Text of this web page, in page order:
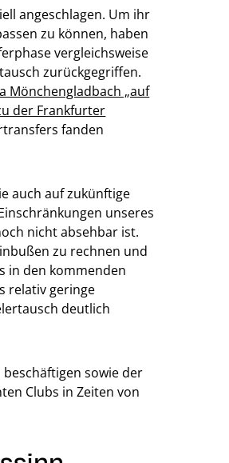
angeschlagen. Um ihr
zu können, haben
vergleichsweise
zurückgegriffen.
Mönchengladbach „auf
der Frankfurter
fanden
auch auf zukünftige
unseres
nicht absehbar ist.
zu rechnen und
in den kommenden
relativ geringe
deutlich
sowie der
Clubs in Zeiten von